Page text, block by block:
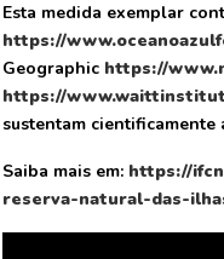
Esta medida exemplar
https://
Geographic https://
https://
sustentam cientificamente
Saiba mais em: https://
reserva-natural-das-